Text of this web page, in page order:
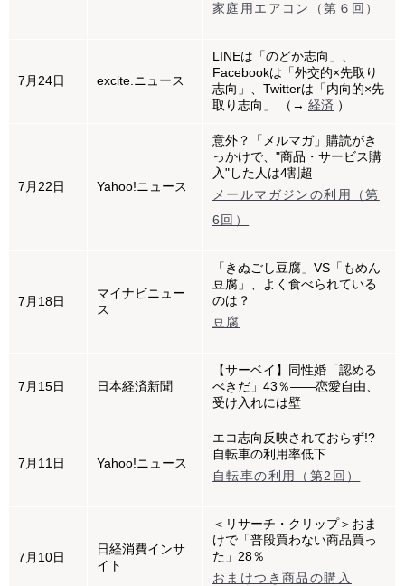
家庭用エアコン（第６回）
7月24日 excite.ニュース
LINEは「のどか志向」、
Facebookは「外交的×先取り
志向」、Twitterは「内向的×先
取り志向」 （→ 経済 ）
7月22日 Yahoo!ニュース
意外？「メルマガ」購読がき
っかけで、"商品・サービス購
入"した人は4割超
メールマガジンの利用（第
6回）
7月18日
マイナビニュー
ス
「きぬごし豆腐」VS「もめん
豆腐」、よく食べられている
のは？
豆腐
7月15日 日本経済新聞
【サーベイ】同性婚「認める
べきだ」43％――恋愛自由、
受け入れには壁
7月11日 Yahoo!ニュース
エコ志向反映されておらず!?
自転車の利用率低下
自転車の利用（第2回）
7月10日
日経消費インサ
イト
＜リサーチ・クリップ＞おま
けで「普段買わない商品買っ
た」28％
おまけつき商品の購入